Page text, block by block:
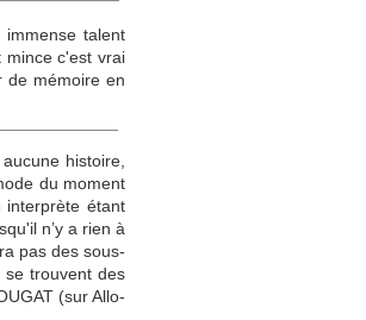
talent
mince c'est vrai
de mémoire en
histoire,
du moment
étant
n’y a rien à
pas des sous-
se trouvent des
(sur Allo-